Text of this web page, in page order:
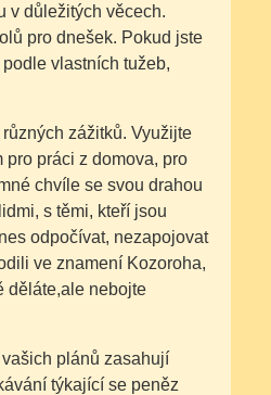
v důležitých věcech.
pro dnešek. Pokud jste
vlastních tužeb,
zážitků. Využijte
práci z domova, pro
chvíle se svou drahou
s těmi, kteří jsou
odpočívat, nezapojovat
ve znamení Kozoroha,
děláte,ale nebojte
plánů zasahují
týkající se peněz